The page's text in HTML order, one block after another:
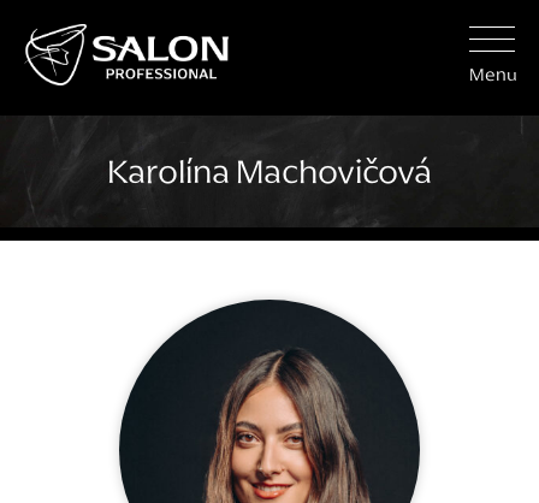
Menu
Karolína Machovičová